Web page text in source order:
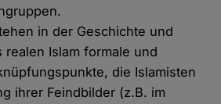
in der Geschichte und
Islam formale und
die Islamisten
ihrer Feindbilder (z.B. im